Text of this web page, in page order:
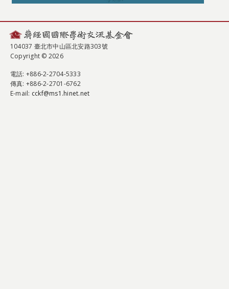
104037 臺北市中山區北安路303號
Copyright © 2026
電話: +886-2-2704-5333
傳真: +886-2-2701-6762
E-mail: cckf@ms1.hinet.net